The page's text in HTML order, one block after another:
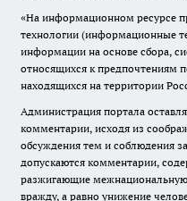
«На информационном ресурсе
технологии (информационные
информации на основе сбора,
относящихся к предпочтениям
находящихся на территории
Администрация портала
комментарии, исходя из
обсуждения тем и соблюдения
допускаются комментарии,
разжигающие
вражду, а равно унижение